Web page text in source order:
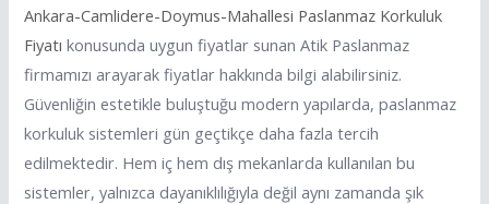
Ankara-Camlidere-Doymus-Mahallesi Paslanmaz Korkuluk
Fiyatı konusunda uygun fiyatlar sunan Atik Paslanmaz
firmamızı arayarak fiyatlar hakkında bilgi alabilirsiniz.
Güvenliğin estetikle buluştuğu modern yapılarda, paslanmaz
korkuluk sistemleri gün geçtikçe daha fazla tercih
edilmektedir. Hem iç hem dış mekanlarda kullanılan bu
sistemler, yalnızca dayanıklılığıyla değil aynı zamanda şık